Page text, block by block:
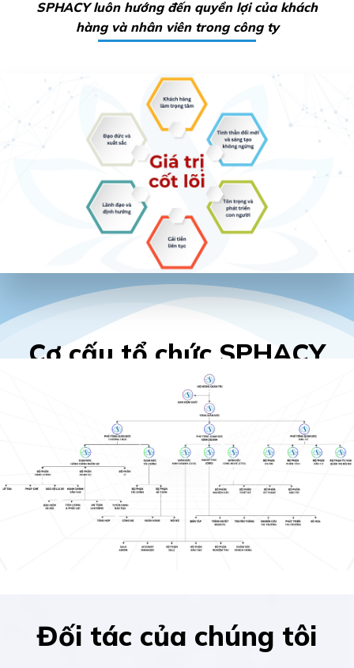
SPHACY luôn hướng đến quyền lợi của khách
hàng và nhân viên trong công ty
Cơ cấu tổ chức SPHACY
Đối tác của chúng tôi